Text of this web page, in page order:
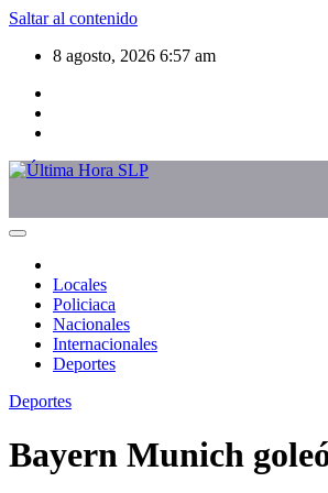
Saltar al contenido
8 agosto, 2026 6:57 am
Locales
Policiaca
Nacionales
Internacionales
Deportes
Deportes
Bayern Munich